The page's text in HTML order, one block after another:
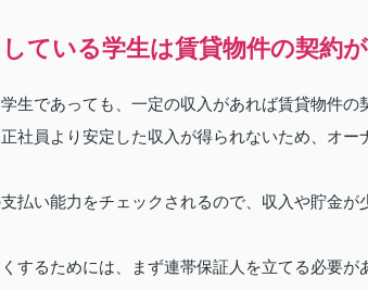
ている学生は賃貸物件の契約が
生であっても、一定の収入があれば賃貸物件の
社員より安定した収入が得られないため、オ
払い能力をチェックされるので、収入や貯金
するためには、まず連帯保証人を立てる必要が